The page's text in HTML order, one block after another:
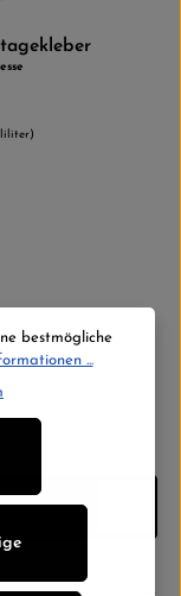
Newsletter,
informiert zu
Pflichtfelder.
bestmögliche
...